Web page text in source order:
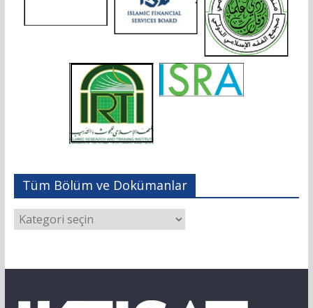
Tüm Bölüm ve Dokümanlar